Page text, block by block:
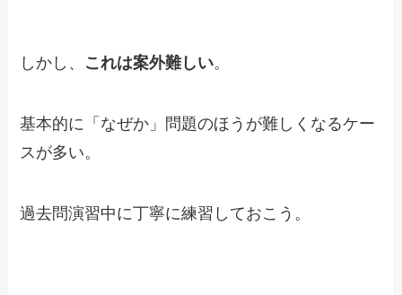
しかし、 これは案外難しい。
基本的に「なぜか」問題のほうが難しくなるケー
スが多い。
過去問演習中に丁寧に練習しておこう。